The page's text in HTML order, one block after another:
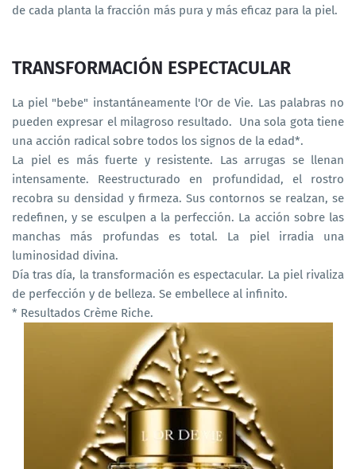
de cada planta la fracción más pura y más eficaz para la piel.
TRANSFORMACIÓN ESPECTACULAR
La piel "bebe" instantáneamente l'Or de Vie. Las palabras no
pueden expresar el milagroso resultado. Una sola gota tiene
una acción radical sobre todos los signos de la edad*.
La piel es más fuerte y resistente. Las arrugas se llenan
intensamente. Reestructurado en profundidad, el rostro
recobra su densidad y firmeza. Sus contornos se realzan, se
redefinen, y se esculpen a la perfección. La acción sobre las
manchas más profundas es total. La piel irradia una
luminosidad divina.
Día tras día, la transformación es espectacular. La piel rivaliza
de perfección y de belleza. Se embellece al infinito.
* Resultados Crème Riche.